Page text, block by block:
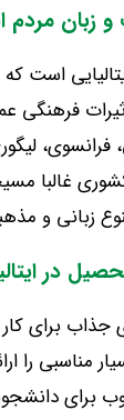
زبان مردم
است
فرانسوی،
کشوری غالبا
زبانی و
در
جذاب برای
مناسبی را
برای